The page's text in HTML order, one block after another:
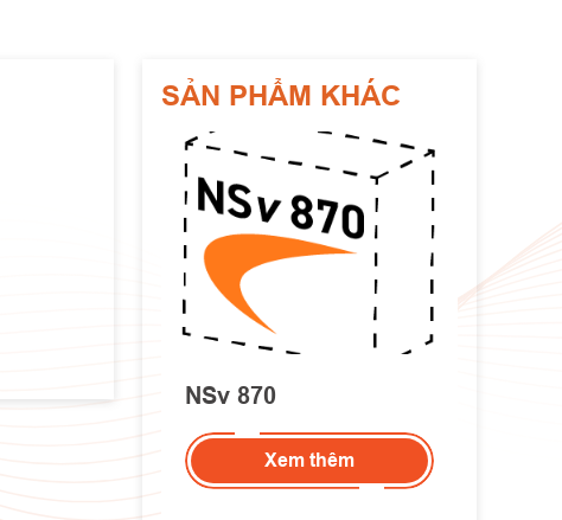
SẢN PHẨM KHÁC
NSv 870
Xem thêm